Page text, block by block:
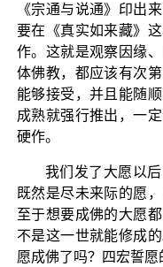
《宗通与说通》印出
要在《真实如来藏》
作。这就是观察因缘
体佛教，都应该有次
能够接受，并且能随
成熟就强行推出，一
硬作。
我们发了大愿以
既然是尽未来际的愿
至于想要成佛的大愿
不是这一世就能修成
愿成佛了吗？四宏誓愿